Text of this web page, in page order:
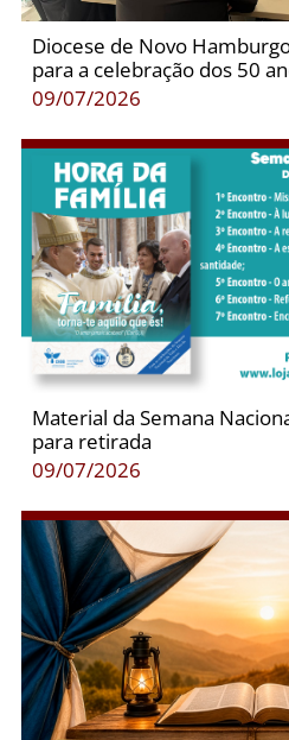
Diocese de Novo
para a celebração dos 50
09/07/2026
Material da Semana
para retirada
09/07/2026